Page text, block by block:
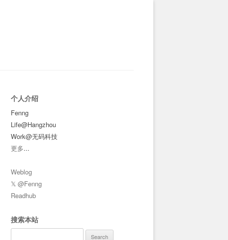
个人介绍
Fenng
Life@Hangzhou
Work@无码科技
更多...
Weblog
𝕏 @Fenng
Readhub
搜索本站